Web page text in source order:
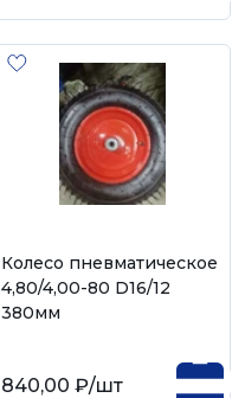
Колесо пневматическое
4,80/4,00-80 D16/12
380мм
840,00 ₽/шт